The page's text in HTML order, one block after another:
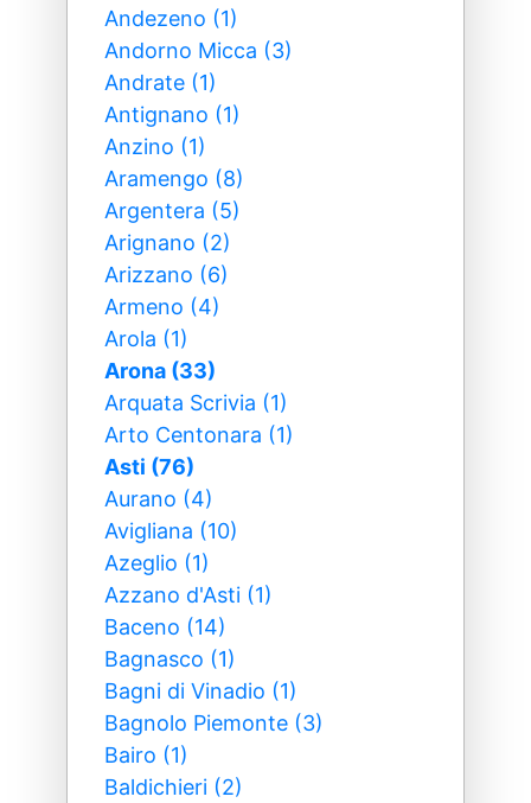
Andezeno (1)
Andorno Micca (3)
Andrate (1)
Antignano (1)
Anzino (1)
Aramengo (8)
Argentera (5)
Arignano (2)
Arizzano (6)
Armeno (4)
Arola (1)
Arona (33)
Arquata Scrivia (1)
Arto Centonara (1)
Asti (76)
Aurano (4)
Avigliana (10)
Azeglio (1)
Azzano d'Asti (1)
Baceno (14)
Bagnasco (1)
Bagni di Vinadio (1)
Bagnolo Piemonte (3)
Bairo (1)
Baldichieri (2)